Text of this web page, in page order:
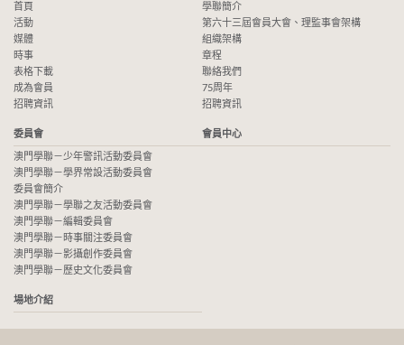
首頁
活動
媒體
時事
表格下載
成為會員
招聘資訊
學聯簡介
第六十三屆會員大會、理監事會架構
組織架構
章程
聯絡我們
75周年
招聘資訊
委員會
澳門學聯－少年警訊活動委員會
澳門學聯－學界常設活動委員會
委員會簡介
澳門學聯－學聯之友活動委員會
澳門學聯－編輯委員會
澳門學聯－時事關注委員會
澳門學聯－影攝創作委員會
澳門學聯－歷史文化委員會
會員中心
場地介紹